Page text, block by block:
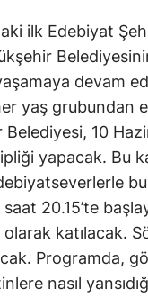
ilk Edebiyat
devam
yaş grubundan
10
yapacak. Bu
saat 20.15’te
katılacak.
Programda,
nasıl